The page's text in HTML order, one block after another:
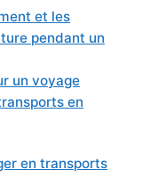
et les
pendant un
un voyage
en
en transports